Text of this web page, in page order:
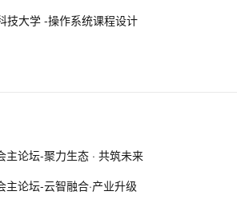
技大学 -操作系统课程设计
论坛-聚力生态 · 共筑未来
论坛-云智融合·产业升级